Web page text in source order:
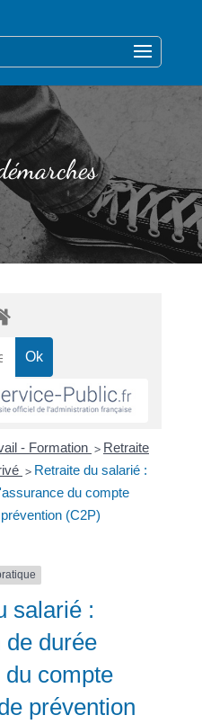
- Formation > Retraite
> Retraite du salarié :
du compte
(C2P)
salarié :
de durée
compte
prévention